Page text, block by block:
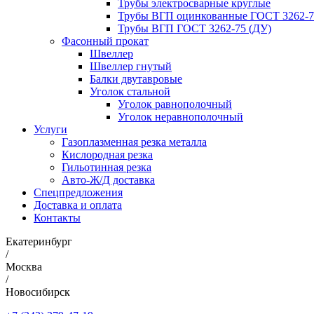
Трубы электросварные круглые
Трубы ВГП оцинкованные ГОСТ 3262-
Трубы ВГП ГОСТ 3262-75 (ДУ)
Фасонный прокат
Швеллер
Швеллер гнутый
Балки двутавровые
Уголок стальной
Уголок равнополочный
Уголок неравнополочный
Услуги
Газоплазменная резка металла
Кислородная резка
Гильотинная резка
Авто-Ж/Д доставка
Спецпредложения
Доставка и оплата
Контакты
Екатеринбург
/
Москва
/
Новосибирск